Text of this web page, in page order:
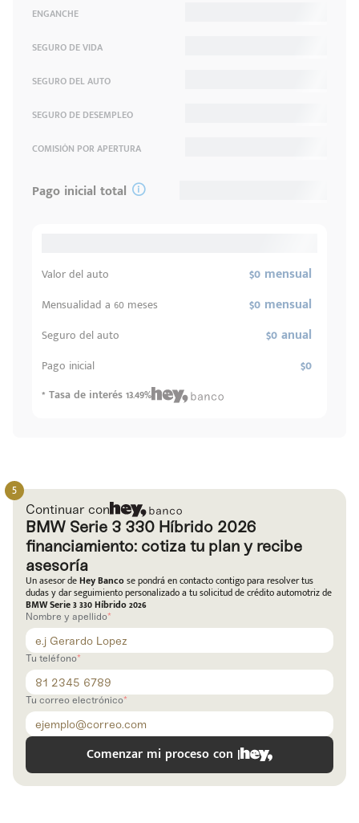
Código
ENGANCHE
SEGURO DE VIDA
SEGURO DEL AUTO
SEGURO DE DESEMPLEO
COMISIÓN POR APERTURA
Pago inicial total
Valor del auto $0 mensual
Mensualidad a 60 meses $0 mensual
Seguro del auto $0 anual
Pago inicial $0
* Tasa de interés 13.49%
Continuar con
BMW Serie 3 330 Híbrido 2026
financiamiento: cotiza tu plan y recibe
asesoría
Un asesor deHey Bancose pondrá en contacto contigo para resolver tus
dudas y dar seguimiento personalizado a tu solicitud de crédito automotriz de
BMW Serie 3 330 Híbrido 2026
Nombre y apellido
Tu teléfono
Tu correo electrónico
Comenzar mi proceso con |